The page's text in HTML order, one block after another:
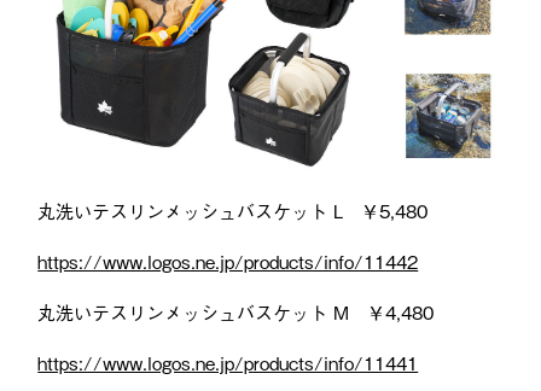
丸洗いテスリンメッシュバスケット L ￥5,480
https://www.logos.ne.jp/products/info/11442
丸洗いテスリンメッシュバスケット M ￥4,480
https://www.logos.ne.jp/products/info/11441